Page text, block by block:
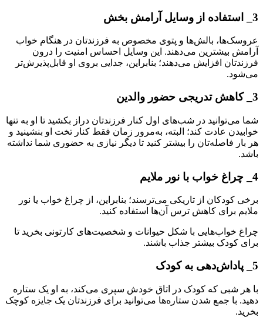
3_ استفاده از وسایل آرامش بخش
عروسک‌ها، بالش‌ها و پتوی مخصوص به فرزندتان در هنگام خواب
آرامش بیشترین می‌دهند. این وسایل احساس امنیت را درون
فرزندتان افزایش می‌دهند؛ بنابراین، جدایی بروی او قابل‌پذیرش‌تر
می‌شود.
3_ کاهش تدریجی حضور والدین
شما می‌توانید در شب‌های اول کنار فرزندتان دراز بکشید تا او به تنها
خوابیدن عادت کند؛ البته، به‌مرور زمان فقط کنار تخت او بنشینید و
هر بار فاصله‌تان را بیشتر کنید تا دیگر نیازی به حضوری شما نداشته
باشد.
4_ چراغ خواب با نور ملایم
برخی کودکان از تاریکی می‌ترسند؛ بنابراین، از چراغ خواب یا نور
ملایم برای کاهش ترس آن‌ها استفاده کنید.
چراغ خواب‌هایی با شکل حیوانات و شخصیت‌های کارتونی بخرید تا
برای کودک بیشتر جذاب باشند.
5_ پاداش‌دهی به کودک
با هر شبی که کودک در اتاق خودش سپری می‌کند، به او یک ستاره
دهید. با جمع شدن ستاره‌ها می‌توانید برای فرزندتان یک جایزه کوچک
بخرید.